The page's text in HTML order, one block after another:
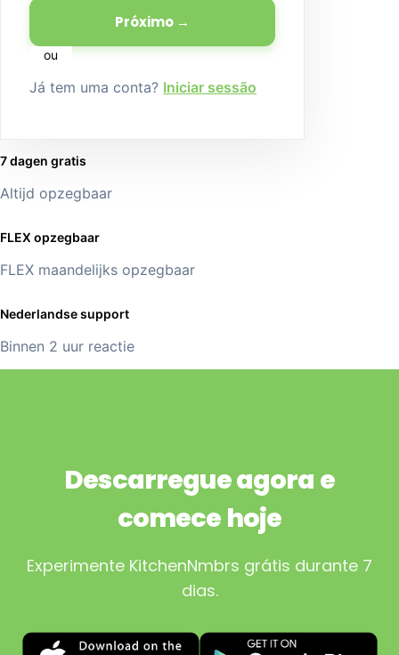
Próximo →
ou
Já tem uma conta? Iniciar sessão
7 dagen gratis
Altijd opzegbaar
FLEX opzegbaar
FLEX maandelijks opzegbaar
Nederlandse support
Binnen 2 uur reactie
Descarregue agora e
comece hoje
Experimente KitchenNmbrs grátis durante 7
dias.